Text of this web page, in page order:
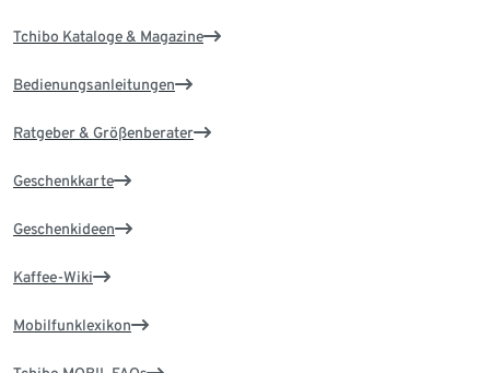
Tchibo Kataloge & Magazine
Bedienungsanleitungen
Ratgeber & Größenberater
Geschenkkarte
Geschenkideen
Kaffee-Wiki
Mobilfunklexikon